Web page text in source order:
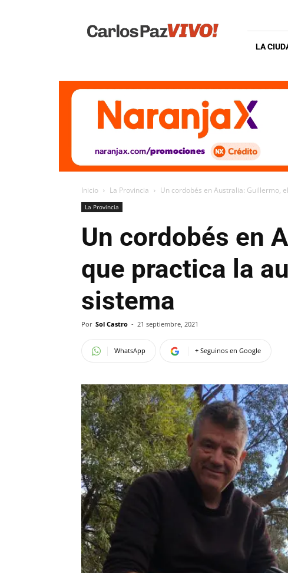
Vivo
LA
Inicio La Provincia Un cordobés en Australia: Guillermo,
La Provincia
Un cordobés en
que practica la
sistema
Por Sol Castro - 21 septiembre, 2021
WhatsApp + Seguinos en Google